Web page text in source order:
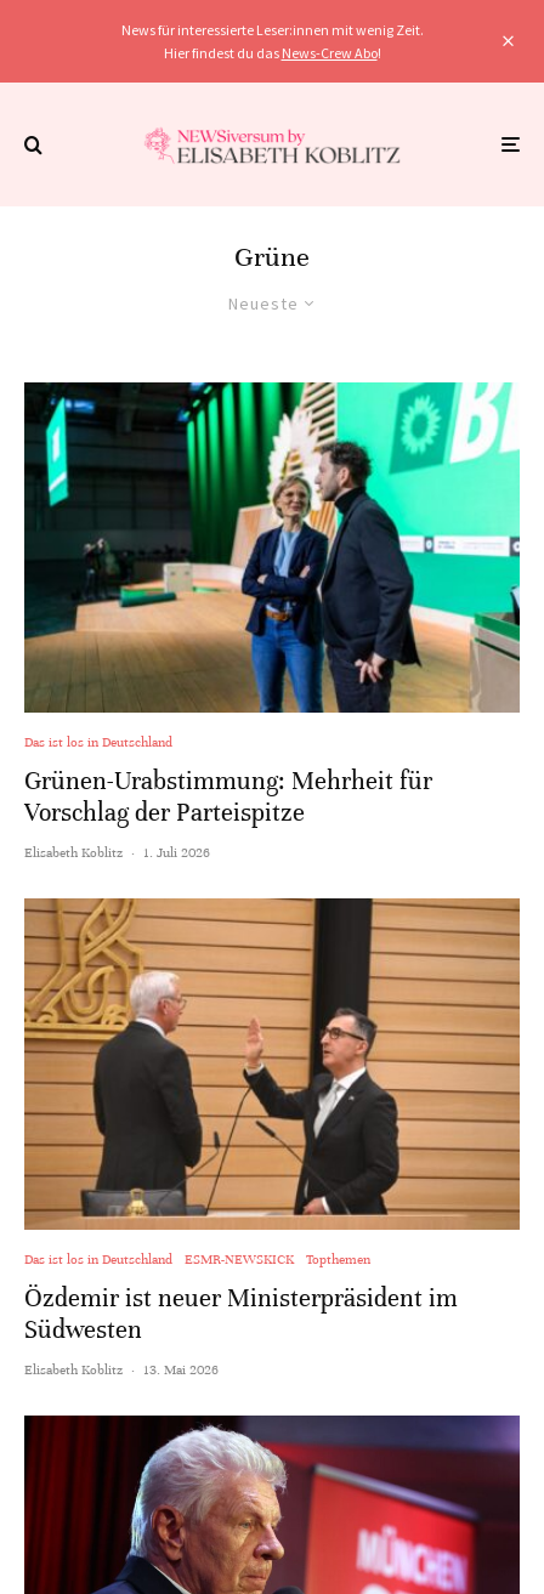
News für interessierte Leser:innen mit wenig Zeit.
Hier findest du das News-Crew Abo!
Grüne
Neueste
Das ist los in Deutschland
Grünen-Urabstimmung: Mehrheit für
Vorschlag der Parteispitze
Elisabeth Koblitz · 1. Juli 2026
Das ist los in Deutschland ESMR-NEWSKICK Topthemen
Özdemir ist neuer Ministerpräsident im
Südwesten
Elisabeth Koblitz · 13. Mai 2026